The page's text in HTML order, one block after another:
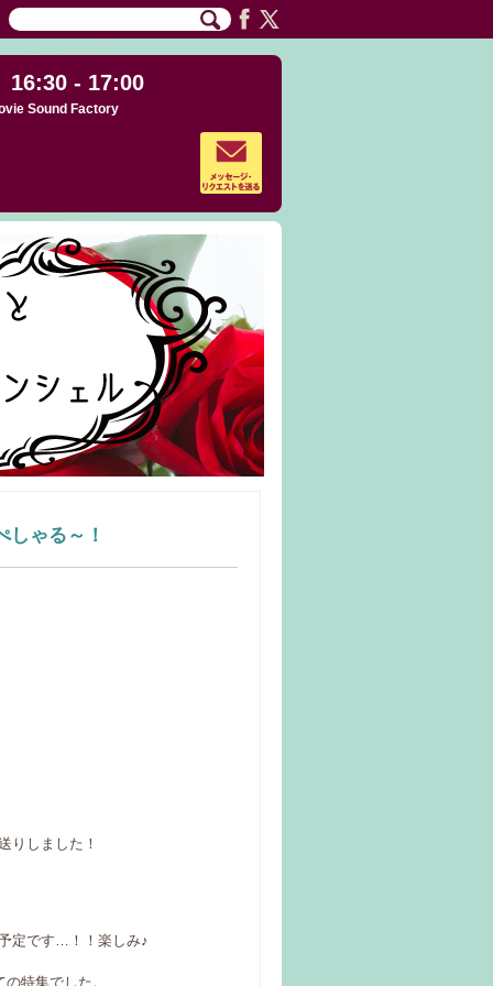
16:30 - 17:00
Sound Factory
ゃる～！
りしました！
定です…！！楽しみ♪
特集でした。